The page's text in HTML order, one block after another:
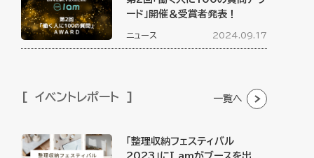
ード」開催＆受賞者発表！
ニュース 2024.09.17
イベントレポート 一覧へ
「整理収納フェスティバル